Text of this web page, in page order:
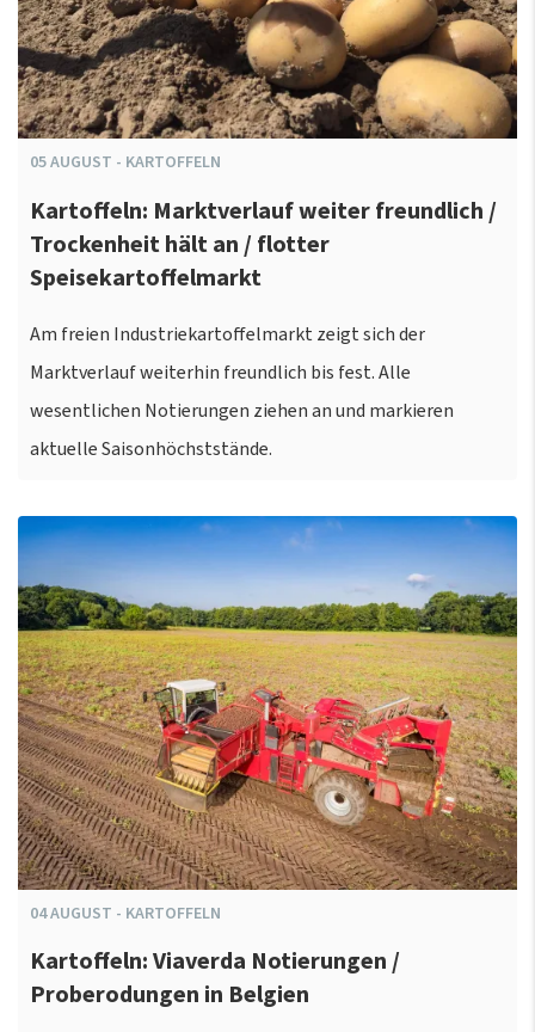
05AUGUST - KARTOFFELN
Kartoffeln: Marktverlauf weiter freundlich /
Trockenheit hält an / flotter
Speisekartoffelmarkt
Am freien Industriekartoffelmarkt zeigt sich der
Marktverlauf weiterhin freundlich bis fest. Alle
wesentlichen Notierungen ziehen an und markieren
aktuelle Saisonhöchststände.
04AUGUST - KARTOFFELN
Kartoffeln: Viaverda Notierungen /
Proberodungen in Belgien